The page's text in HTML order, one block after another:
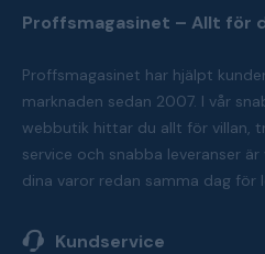
Proffsmagasinet – Allt för
Proffsmagasinet har hjälpt
marknaden sedan 2007. I vår
webbutik hittar du allt för villan,
service och snabba leveranser
dina varor redan samma dag för
Kundservice